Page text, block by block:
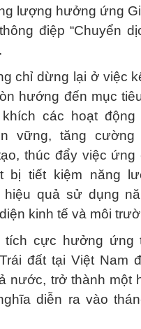
lượng hưởng ứng
điệp “Chuyển
chỉ dừng lại ở việc
hướng đến mục
các hoạt động
vững, tăng cường
thúc đẩy việc ứng
bị tiết kiệm năng
hiệu quả sử dụng
kinh tế và môi
tích cực hưởng ứng
đất tại Việt Nam
nước, trở thành một
diễn ra vào